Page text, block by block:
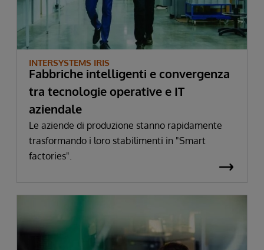
INTERSYSTEMS IRIS
Fabbriche intelligenti e convergenza
tra tecnologie operative e IT
aziendale
Le aziende di produzione stanno rapidamente
trasformando i loro stabilimenti in "Smart
factories".